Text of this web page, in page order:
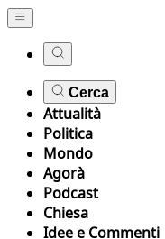
Cerca
Attualità
Politica
Mondo
Agorà
Podcast
Chiesa
Idee e Commenti